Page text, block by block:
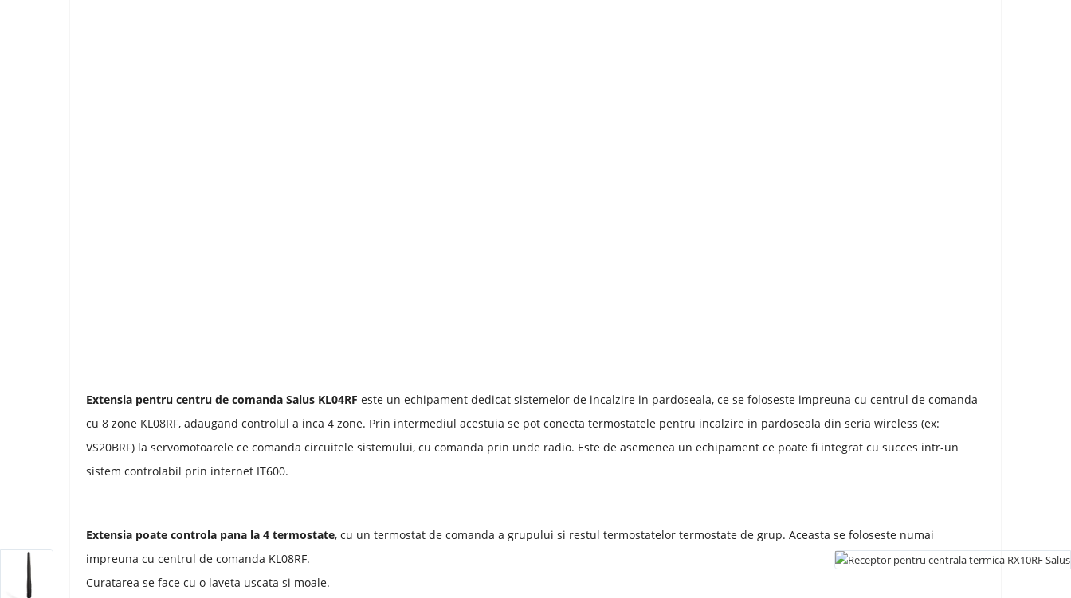
Extensia pentru centru de comanda Salus KL04RF este un echipament dedicat sistemelor de incalzire in pardoseala, ce se foloseste impreuna cu centrul de comanda
cu 8 zone KL08RF, adaugand controlul a inca 4 zone. Prin intermediul acestuia se pot conecta termostatele pentru incalzire in pardoseala din seria wireless (ex:
VS20BRF) la servomotoarele ce comanda circuitele sistemului, cu comanda prin unde radio. Este de asemenea un echipament ce poate fi integrat cu succes intr-un
sistem controlabil prin internet IT600.
Extensia poate controla pana la 4 termostate, cu un termostat de comanda a grupului si restul termostatelor termostate de grup. Aceasta se foloseste numai
impreuna cu centrul de comanda KL08RF.
Curatarea se face cu o laveta uscata si moale.